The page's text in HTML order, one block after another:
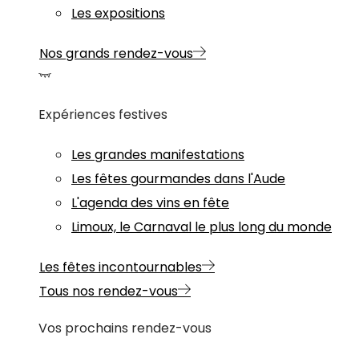
Les expositions
Nos grands rendez-vous
Expériences festives
Les grandes manifestations
Les fêtes gourmandes dans l'Aude
L'agenda des vins en fête
Limoux, le Carnaval le plus long du monde
Les fêtes incontournables
Tous nos rendez-vous
Vos prochains rendez-vous